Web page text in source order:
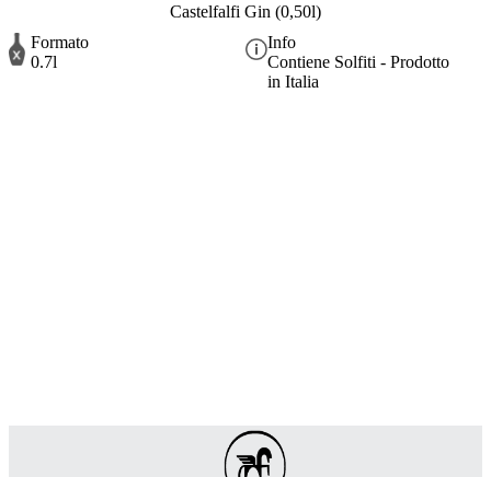
Castelfalfi Gin (0,50l)
Formato
0.7l
Info
Contiene Solfiti - Prodotto
in Italia